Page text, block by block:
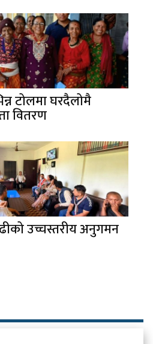
टोलमा घरदैलोमै
वितरण
उच्चस्तरीय अनुगमन